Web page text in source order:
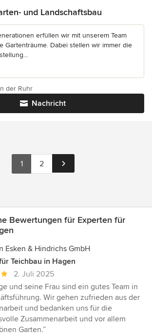
und Landschaftsbau
erfüllen wir mit unserem Team
Gartenträume. Dabei stellen wir immer die
Nachricht
der Ruhr
1 2
Bewertungen für Experten für
Esken & Hindrichs GmbH
Teichbau in Hagen
2. Juli 2025
und seine Frau sind ein gutes Team in
Wir gehen zufrieden aus der
und bedanken uns für die
Zusammenarbeit und vor allem
Garten.”